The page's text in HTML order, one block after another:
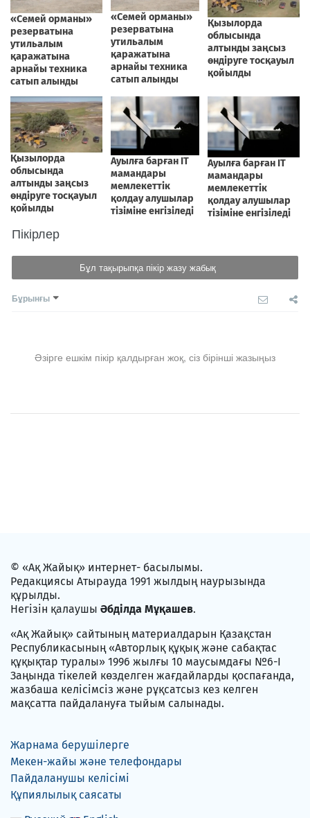
Пікірлер
Бұл тақырыпқа пікір жазу жабық
Бұрынғы
Әзірге ешкім пікір қалдырған жоқ, сіз бірінші жазыңыз
© «Ақ Жайық» интернет- басылымы.
Редакциясы Атырауда 1991 жылдың наурызында
құрылды.
Негізін қалаушы Әбділда Мұқашев.
«Ақ Жайық» сайтының материалдарын Қазақстан
Республикасының «Авторлық құқық және сабақтас
құқықтар туралы» 1996 жылғы 10 маусымдағы №6-I
Заңында тікелей көзделген жағдайларды қоспағанда,
жазбаша келісімсіз және рұқсатсыз кез келген
мақсатта пайдалануға тыйым салынады.
Жарнама берушілерге
Мекен-жайы және телефондары
Пайдаланушы келісімі
Құпиялылық саясаты